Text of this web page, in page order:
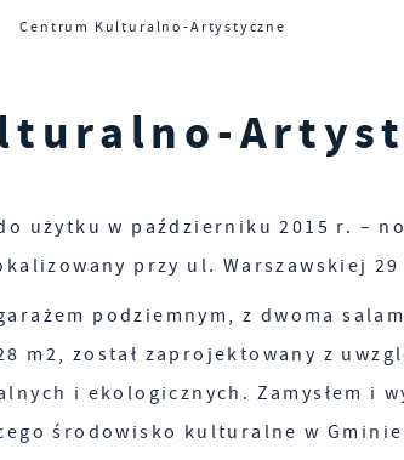
Centrum Kulturalno-Artystyczne
użytku w październiku 2015 r. –
przy ul. Warszawskiej
podziemnym, z dwoma
m2, został zaprojektowany z
i ekologicznych. Zamysłem i
środowisko kulturalne w